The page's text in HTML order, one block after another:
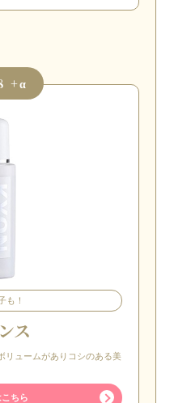
+α
も！
ス
リュームがありコシのある美
ちら